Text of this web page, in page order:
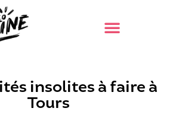
insolites à faire à
Tours